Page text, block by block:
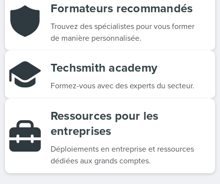
Formateurs recommandés
Trouvez des spécialistes pour vous former
de manière personnalisée.
Techsmith academy
Formez-vous avec des experts du secteur.
Ressources pour les
entreprises
Déploiements en entreprise et ressources
dédiées aux grands comptes.